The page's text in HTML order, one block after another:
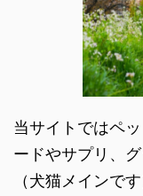
当サイトではペ
ードやサプリ、
（犬猫メインです